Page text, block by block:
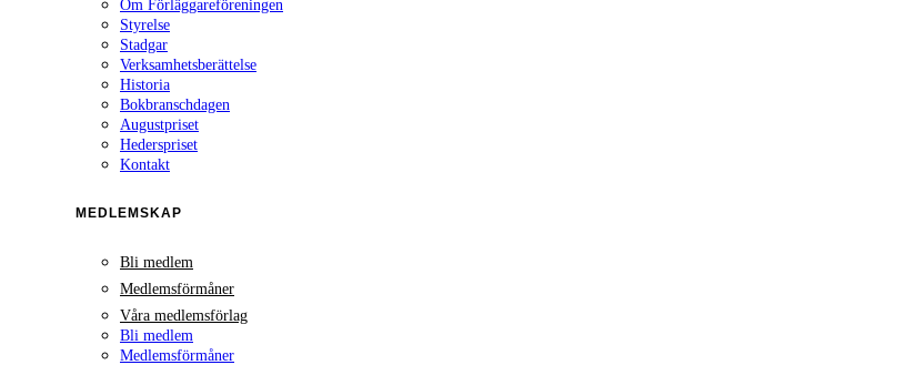
Om Förläggareföreningen
Styrelse
Stadgar
Verksamhetsberättelse
Historia
Bokbranschdagen
Augustpriset
Hederspriset
Kontakt
MEDLEMSKAP
Bli medlem
Medlemsförmåner
Våra medlemsförlag
Bli medlem
Medlemsförmåner